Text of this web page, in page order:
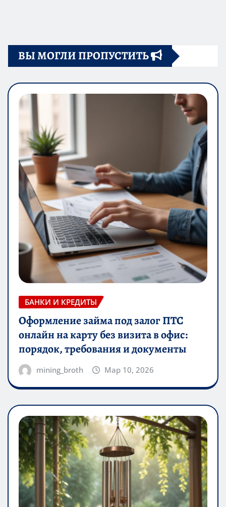
ВЫ МОГЛИ ПРОПУСТИТЬ
БАНКИ И КРЕДИТЫ
Оформление займа под залог ПТС
онлайн на карту без визита в офис:
порядок, требования и документы
mining_broth Мар 10, 2026